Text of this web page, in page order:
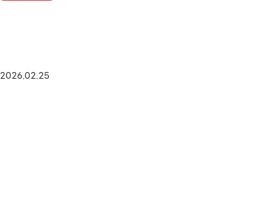
2026.02.25